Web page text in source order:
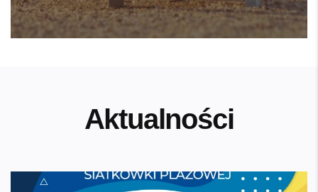
Aktualności